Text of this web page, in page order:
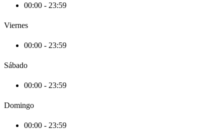
00:00 - 23:59
Viernes
00:00 - 23:59
Sábado
00:00 - 23:59
Domingo
00:00 - 23:59